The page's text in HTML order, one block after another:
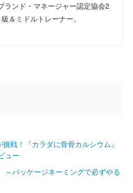
ランド・マネージャー認定協会2
＆ミドルトレーナー。
戦！『カラダに骨骨カルシウム』
ュー
パッケージネーミングで必ずやる